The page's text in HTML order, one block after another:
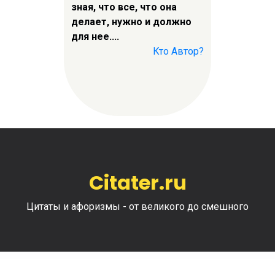
зная, что все, что она
делает, нужно и должно
для нее....
Кто Автор?
Citater.ru
Цитаты и афоризмы - от великого до смешного